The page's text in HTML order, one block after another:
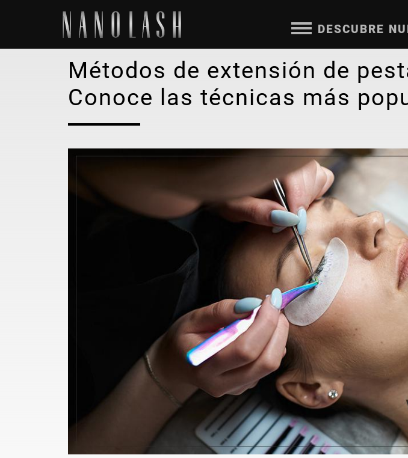
DESCUBRE
Métodos de extensión de
Conoce las técnicas más